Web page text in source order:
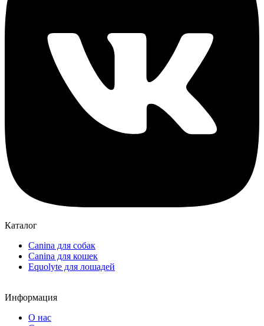
Каталог
Canina для собак
Canina для кошек
Equolyte для лошадей
Информация
О нас